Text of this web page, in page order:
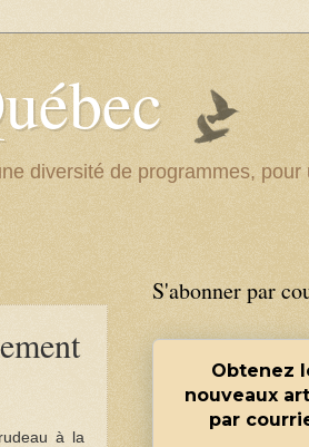
diversité de programmes, pour
à la
S'abonner par
Obtenez
nouveaux
par